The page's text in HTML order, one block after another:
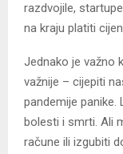
razdvojile,
na kraju platiti
Jednako je važno
važnije – cijepiti
pandemije panike.
bolesti i smrti. Ali
račune ili izgubiti